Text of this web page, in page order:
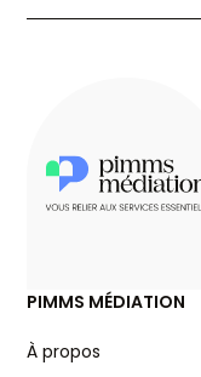
PIMMS MÉDIATION
À propos